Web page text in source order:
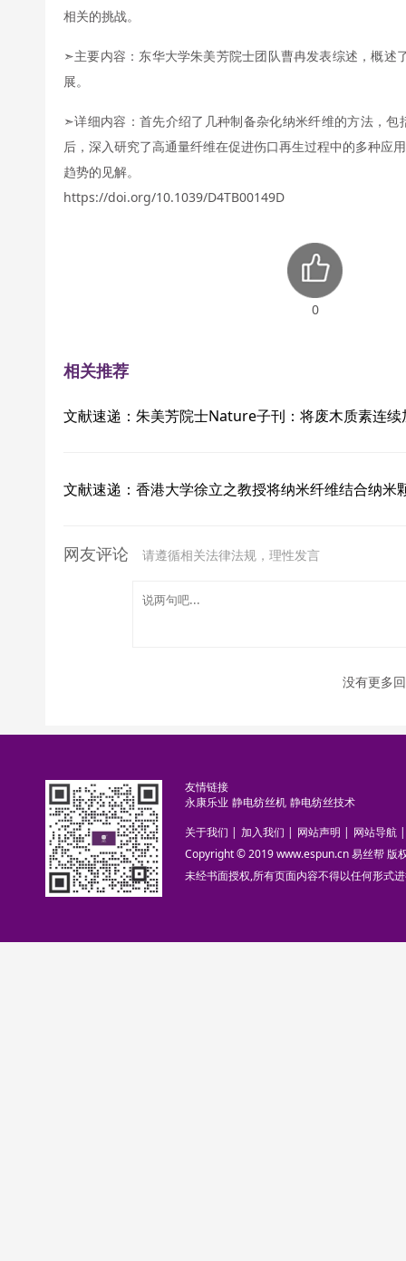
相关的挑战。
➣主要内容：东华大学朱美芳院士团队曹冉发表综述，概
展。
➣详细内容：首先介绍了几种制备杂化纳米纤维的方法，
后，深入研究了高通量纤维在促进伤口再生过程中的多种应
趋势的见解。
https://doi.org/10.1039/D4TB00149D
0
相关推荐
文献速递：朱美芳院士Nature子刊：将废木质素连
文献速递：香港大学徐立之教授将纳米纤维结合纳米
网友评论 请遵循相关法律法规，理性发言
没有更多
友情链接
永康乐业 静电纺丝机 静电纺丝技术
关于我们 | 加入我们 | 网站声明 | 网站导航 |
Copyright © 2019 www.espun.cn 易丝帮 版
未经书面授权,所有页面内容不得以任何形式